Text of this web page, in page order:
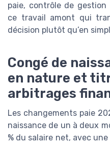
paie, contrôle de gestion
ce travail amont qui
décision plutôt qu’en
Congé de
en nature et
arbitrages
Les changements paie
naissance de un à deux
% du salaire net, avec